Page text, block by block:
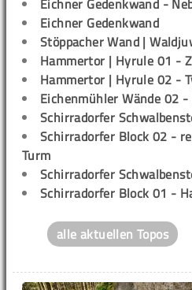
Eichner Gedenkwand -
Eichner Gedenkwand
Stöppacher Wand |
Hammertor | Hyrule 01 -
Hammertor | Hyrule 02 -
Eichenmühler Wände 02
Schirradorfer
Schirradorfer Block 02 -
Turm
Schirradorfer
Schirradorfer Block 01 -
alle aktuellen Topos